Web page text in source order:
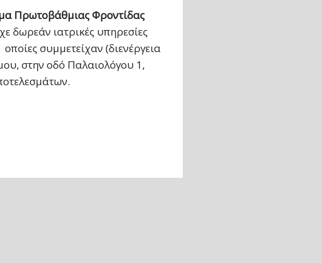
Πρωτοβάθμιας Φροντίδας
δωρεάν ιατρικές υπηρεσίες
συμμετείχαν (διενέργεια
στην οδό Παλαιολόγου 1,